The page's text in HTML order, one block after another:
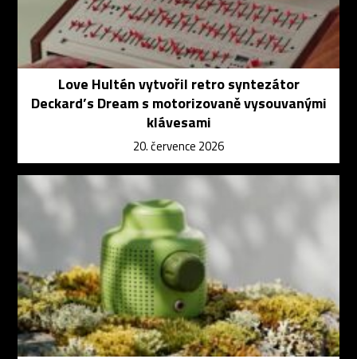
Love Hultén vytvořil retro syntezátor
Deckard’s Dream s motorizovaně vysouvanými
klávesami
20. července 2026